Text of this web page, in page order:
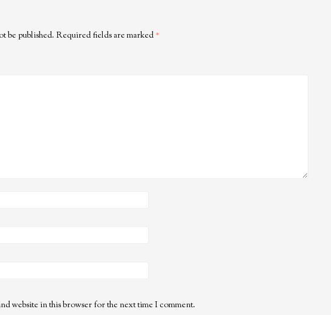
be published. Required fields are marked *
website in this browser for the next time I comment.